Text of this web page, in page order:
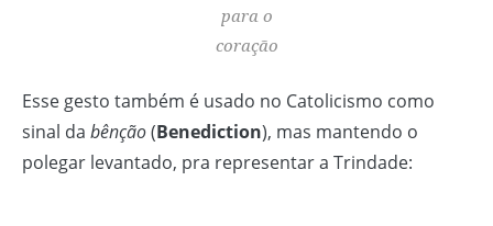
para o
coração
Esse gesto também é usado no Catolicismo como
sinal da bênção(Benediction), mas mantendo o
polegar levantado, pra representar a Trindade: